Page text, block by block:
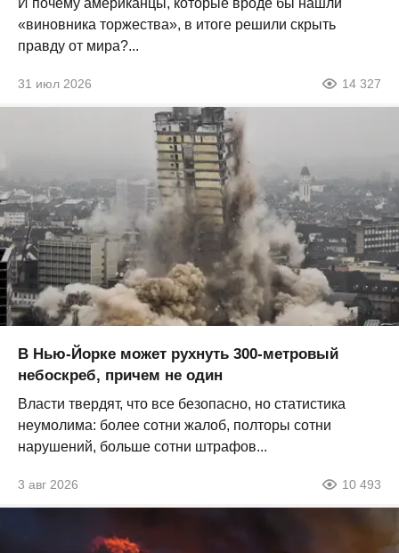
«виновника торжества», в итоге решили скрыть
правду от мира?...
31 июл 2026 14 327
В Нью-Йорке может рухнуть 300-метровый
небоскреб, причем не один
Власти твердят, что все безопасно, но статистика
неумолима: более сотни жалоб, полторы сотни
нарушений, больше сотни штрафов...
3 авг 2026 10 493